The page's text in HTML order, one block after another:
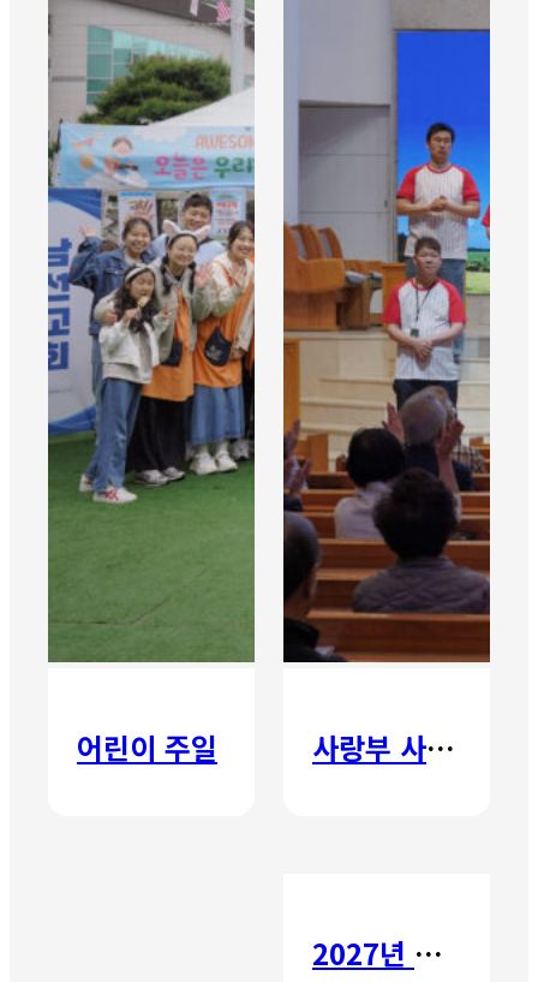
어린이 주일 사랑부 사랑주일
2027년 갈보리 어학원 유치부 신입생 모집